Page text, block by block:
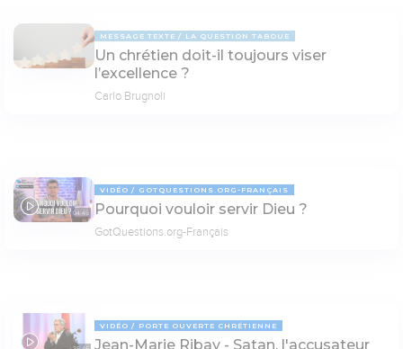
MESSAGE TEXTE LA QUESTION TABOUE
Un chrétien doit-il toujours viser
l’excellence ?
Carlo Brugnoli
04:45
VIDÉO GOTQUESTIONS.ORG-FRANÇAIS
Pourquoi vouloir servir Dieu ?
GotQuestions.org-Français
VIDÉO PORTE OUVERTE CHRÉTIENNE
Jean-Marie Ribay - Satan, l'accusateur